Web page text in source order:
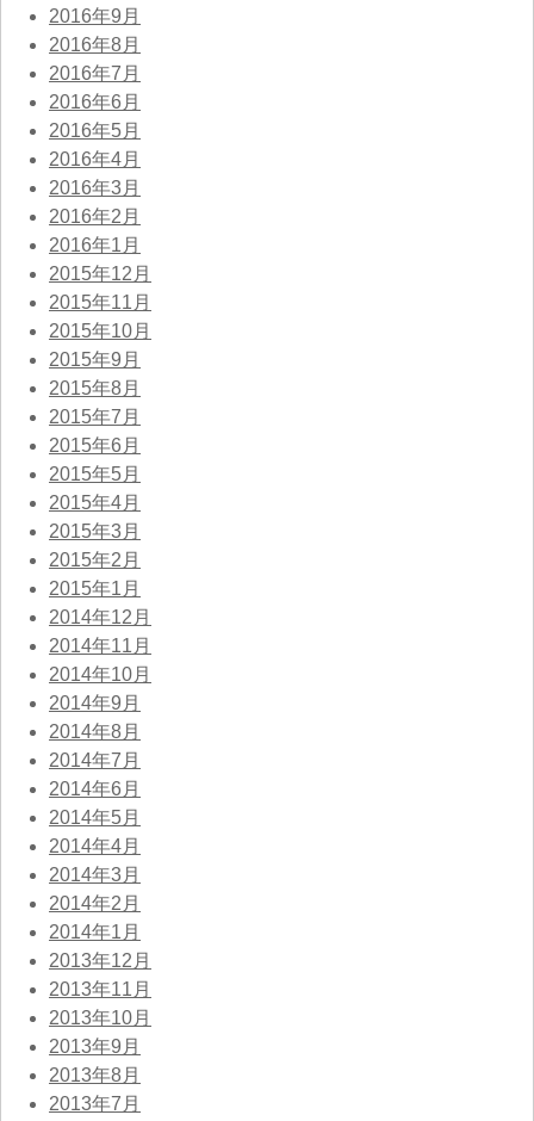
2016年9月
2016年8月
2016年7月
2016年6月
2016年5月
2016年4月
2016年3月
2016年2月
2016年1月
2015年12月
2015年11月
2015年10月
2015年9月
2015年8月
2015年7月
2015年6月
2015年5月
2015年4月
2015年3月
2015年2月
2015年1月
2014年12月
2014年11月
2014年10月
2014年9月
2014年8月
2014年7月
2014年6月
2014年5月
2014年4月
2014年3月
2014年2月
2014年1月
2013年12月
2013年11月
2013年10月
2013年9月
2013年8月
2013年7月